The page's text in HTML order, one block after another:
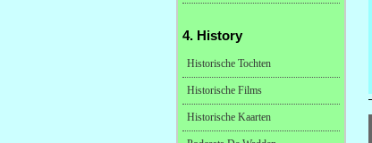
4. History
Historische Tochten
Historische Films
Historische Kaarten